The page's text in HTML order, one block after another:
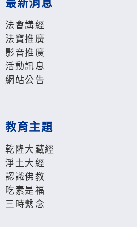
最新消息
法會講經
法寶推廣
影音推廣
活動訊息
網站公告
教育主題
乾隆大藏經
淨土大經
認識佛教
吃素是福
三時繫念